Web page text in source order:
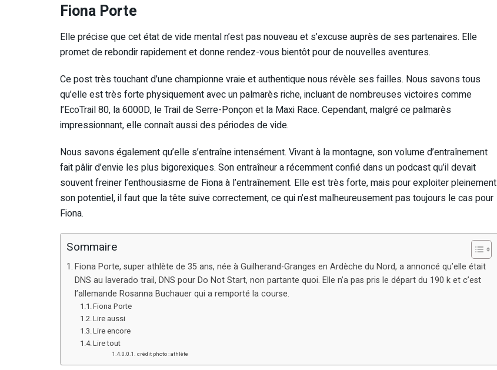
Fiona Porte
Elle précise que cet état de vide mental n’est pas nouveau et s’excuse auprès de ses partenaires. Elle
promet de rebondir rapidement et donne rendez-vous bientôt pour de nouvelles aventures.
Ce post très touchant d’une championne vraie et authentique nous révèle ses failles. Nous savons tous
qu’elle est très forte physiquement avec un palmarès riche, incluant de nombreuses victoires comme
l’EcoTrail 80, la 6000D, le Trail de Serre-Ponçon et la Maxi Race. Cependant, malgré ce palmarès
impressionnant, elle connaît aussi des périodes de vide.
Nous savons également qu’elle s’entraîne intensément. Vivant à la montagne, son volume d’entraînement
fait pâlir d’envie les plus bigorexiques. Son entraîneur a récemment confié dans un podcast qu’il devait
souvent freiner l’enthousiasme de Fiona à l’entraînement. Elle est très forte, mais pour exploiter pleinement
son potentiel, il faut que la tête suive correctement, ce qui n’est malheureusement pas toujours le cas pour
Fiona.
Sommaire
Fiona Porte, super athlète de 35 ans, née à Guilherand-Granges en Ardèche du Nord, a annoncé qu’elle était
DNS au laverado trail, DNS pour Do Not Start, non partante quoi. Elle n’a pas pris le départ du 190 k et c’est
l’allemande Rosanna Buchauer qui a remporté la course.
Fiona Porte
Lire aussi
Lire encore
Lire tout
crédit photo : athlète